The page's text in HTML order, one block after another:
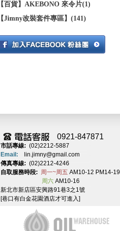
【百貨】AKEBONO 來令片(1)
【Jimny改裝套件專區】(141)
0921-847871
市話專線: (02)2212-5887
Email: lin.jimny@gmail.com
傳真專線: (02)2212-4246
自取服務時段: 周一~周五 AM10-12 PM14-19
周六 AM10-16
新北市新店區安興路91巷3之1號
[巷口有白金花園酒店才可進入]